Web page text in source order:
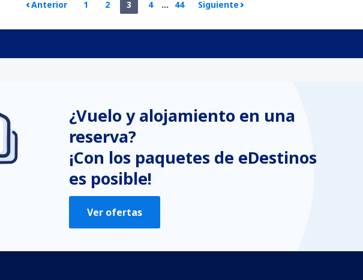
Anterior 1 2 3 4 ... 44 Siguiente
¿Vuelo y alojamiento en una
reserva?
¡Con los paquetes de eDestinos
es posible!
Ver ofertas